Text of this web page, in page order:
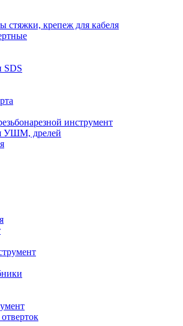
стяжки, крепеж для кабеля
SDS
инструмент
УШМ, дрелей